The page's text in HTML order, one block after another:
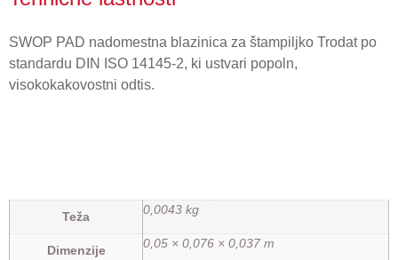
SWOP PAD nadomestna blazinica za štampiljko Trodat po
standardu DIN ISO 14145-2, ki ustvari popoln,
visokokakovostni odtis.
Teža 0,0043 kg
Dimenzije 0,05 × 0,076 × 0,037 m